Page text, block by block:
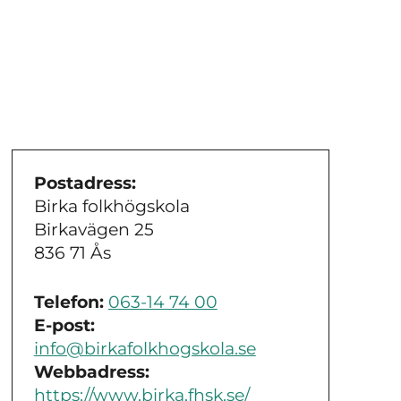
Postadress:
Birka folkhögskola
Birkavägen 25
836 71 Ås
Telefon: 063-14 74 00
E-post:
info@birkafolkhogskola.se
Webbadress:
https://www.birka.fhsk.se/